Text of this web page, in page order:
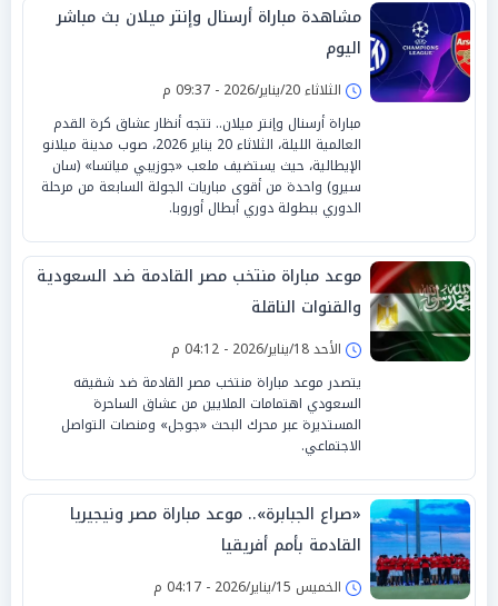
مشاهدة مباراة أرسنال وإنتر ميلان بث مباشر
اليوم
الثلاثاء 20/يناير/2026 - 09:37 م
مباراة أرسنال وإنتر ميلان.. تتجه أنظار عشاق كرة القدم
العالمية الليلة، الثلاثاء 20 يناير 2026، صوب مدينة ميلانو
الإيطالية، حيث يستضيف ملعب «جوزيبي مياتسا» (سان
سيرو) واحدة من أقوى مباريات الجولة السابعة من مرحلة
الدوري ببطولة دوري أبطال أوروبا.
موعد مباراة منتخب مصر القادمة ضد السعودية
والقنوات الناقلة
الأحد 18/يناير/2026 - 04:12 م
يتصدر موعد مباراة منتخب مصر القادمة ضد شقيقه
السعودي اهتمامات الملايين من عشاق الساحرة
المستديرة عبر محرك البحث «جوجل» ومنصات التواصل
الاجتماعي.
«صراع الجبابرة».. موعد مباراة مصر ونيجيريا
القادمة بأمم أفريقيا
الخميس 15/يناير/2026 - 04:17 م